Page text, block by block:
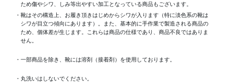
ため傷やシワ、しみ等出やすい加工となっている商品もございます。
・靴はその構造上、お履き頂きはじめからシワが入ります（特に淡色系の靴は
シワが目立つ傾向にあります）。また、基本的に手作業で製造される商品の
ため、個体差が生じます。これらは商品の仕様であり、商品不良ではありま
せん。
・一部商品を除き、靴には溶剤（接着剤）を使用しております。
・丸洗いはしないでください。